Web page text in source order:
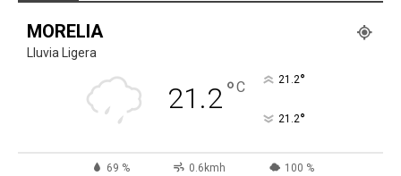
MORELIA
Lluvia Ligera
21.2°C 21.2°
21.2°
69 % 0.6kmh 100 %